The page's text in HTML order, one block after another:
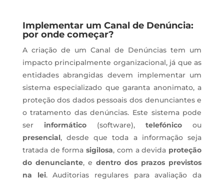
Implementar um Canal de Denúncia:
por onde começar?
A criação de um Canal de Denúncias tem um
impacto principalmente organizacional, já que as
entidades abrangidas devem implementar um
sistema especializado que garanta anonimato, a
proteção dos dados pessoais dos denunciantes e
o tratamento das denúncias. Este sistema pode
ser informático(software),telefónico ou
presencial, desde que toda a informação seja
tratada de formasigilosa, com a devida proteção
do denunciante, edentro dos prazos previstos
na lei. Auditorias regulares para avaliação da